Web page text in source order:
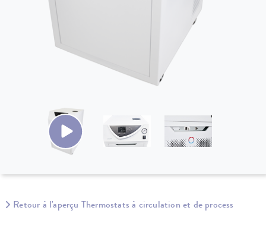
Retour à l'aperçu Thermostats à circulation et de process